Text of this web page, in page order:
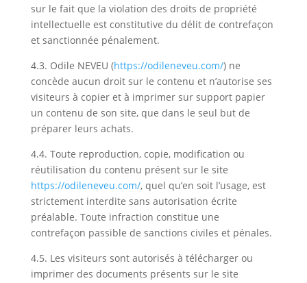
sur le fait que la violation des droits de propriété
intellectuelle est constitutive du délit de contrefaçon
et sanctionnée pénalement.
4.3. Odile NEVEU (https://odileneveu.com/) ne
concède aucun droit sur le contenu et n’autorise ses
visiteurs à copier et à imprimer sur support papier
un contenu de son site, que dans le seul but de
préparer leurs achats.
4.4. Toute reproduction, copie, modification ou
réutilisation du contenu présent sur le site
https://odileneveu.com/, quel qu’en soit l’usage, est
strictement interdite sans autorisation écrite
préalable. Toute infraction constitue une
contrefaçon passible de sanctions civiles et pénales.
4.5. Les visiteurs sont autorisés à télécharger ou
imprimer des documents présents sur le site